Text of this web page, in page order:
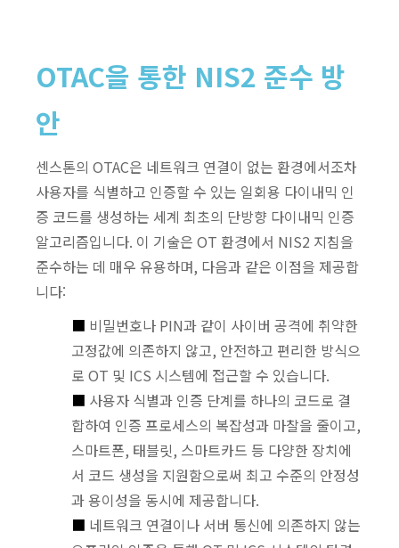
OTAC을 통한 NIS2 준수 방
안
센스톤의 OTAC은 네트워크 연결이 없는 환경에서조차
사용자를 식별하고 인증할 수 있는 일회용 다이내믹 인
증 코드를 생성하는 세계 최초의 단방향 다이내믹 인증
알고리즘입니다. 이 기술은 OT 환경에서 NIS2 지침을
준수하는 데 매우 유용하며, 다음과 같은 이점을 제공합
니다:
■ 비밀번호나 PIN과 같이 사이버 공격에 취약한
고정값에 의존하지 않고, 안전하고 편리한 방식으
로 OT 및 ICS 시스템에 접근할 수 있습니다.
■ 사용자 식별과 인증 단계를 하나의 코드로 결
합하여 인증 프로세스의 복잡성과 마찰을 줄이고,
스마트폰, 태블릿, 스마트카드 등 다양한 장치에
서 코드 생성을 지원함으로써 최고 수준의 안정성
과 용이성을 동시에 제공합니다.
■ 네트워크 연결이나 서버 통신에 의존하지 않는